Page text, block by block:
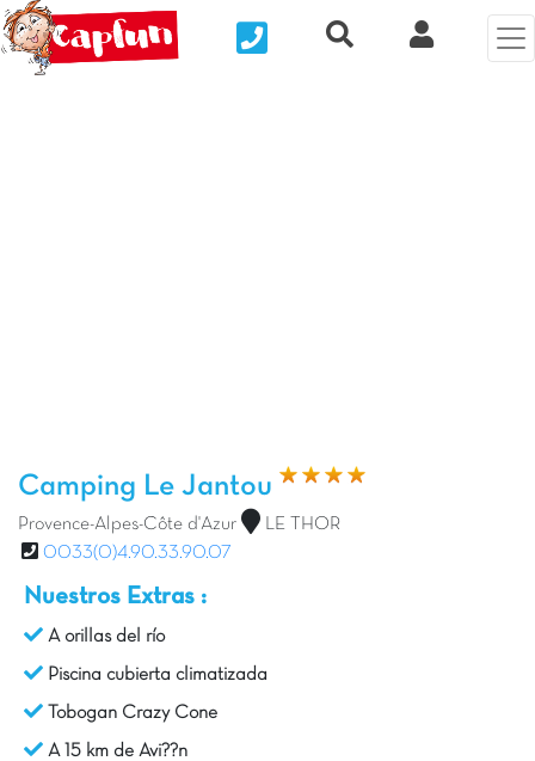
Nous contacterRecherche rapide
Mi
Camping Le Jantou
Provence-Alpes-Côte d'Azur
LE THOR
0033(0)4.90.33.90.07
Nuestros Extras :
A orillas del río
Piscina cubierta climatizada
Tobogan Crazy Cone
A 15 km de Avi??n